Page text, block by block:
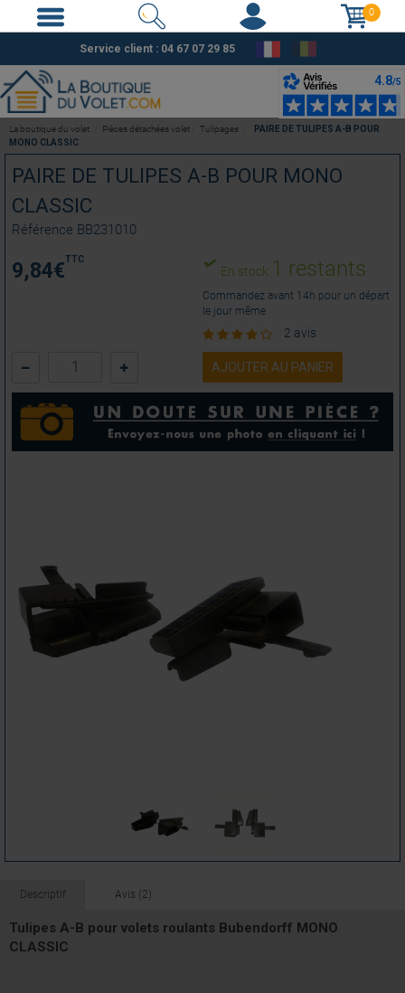
0
Service client : 04 67 07 29 85
PAIRE DE TULIPES A-B POUR MONO
CLASSIC
Référence BB231010
9,84€TTC
En stock 1 restants
Commandez avant 14h pour un départ
le jour même
2 avis
AJOUTER AU PANIER
Descriptif Avis (2)
Tulipes A-B pour volets roulants Bubendorff MONO
CLASSIC
La boutique du volet Pièces détachées volet Tulipages
PAIRE DE TULIPES A-B POUR
MONO CLASSIC